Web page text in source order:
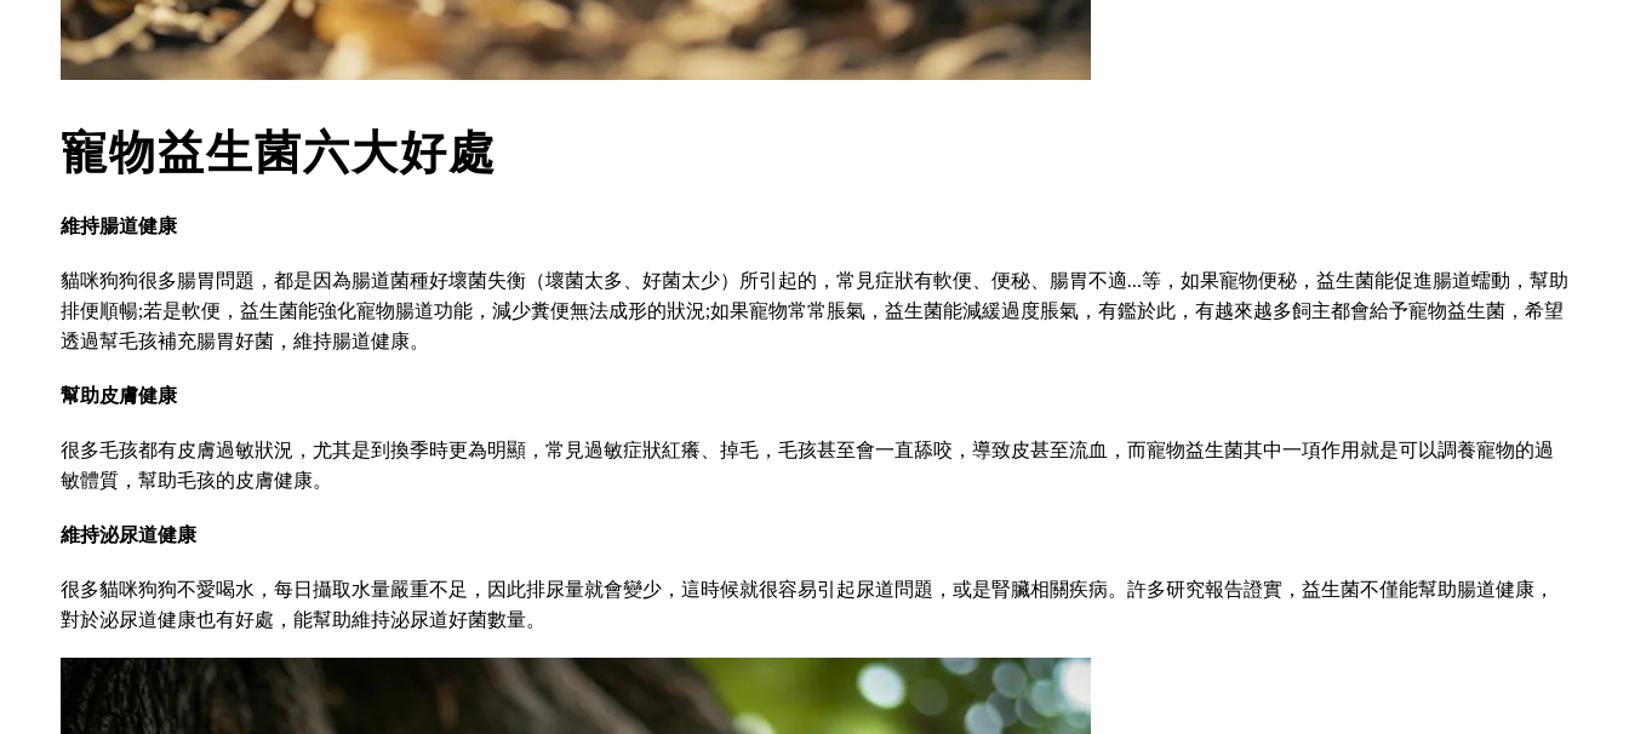
寵物益生菌六大好處
維持腸道健康
貓咪狗狗很多腸胃問題，都是因為腸道菌種好壞菌失衡（壞菌太多、好菌太少）所引起的，常見症狀有軟便、便秘、腸胃不適…等，如果寵物便秘，益生菌能促進腸道蠕動，幫助
排便順暢;若是軟便，益生菌能強化寵物腸道功能，減少糞便無法成形的狀況;如果寵物常常脹氣，益生菌能減緩過度脹氣，有鑑於此，有越來越多飼主都會給予寵物益生菌，希望
透過幫毛孩補充腸胃好菌，維持腸道健康。
幫助皮膚健康
很多毛孩都有皮膚過敏狀況，尤其是到換季時更為明顯，常見過敏症狀紅癢、掉毛，毛孩甚至會一直舔咬，導致皮甚至流血，而寵物益生菌其中一項作用就是可以調養寵物的過
敏體質，幫助毛孩的皮膚健康。
維持泌尿道健康
很多貓咪狗狗不愛喝水，每日攝取水量嚴重不足，因此排尿量就會變少，這時候就很容易引起尿道問題，或是腎臟相關疾病。許多研究報告證實，益生菌不僅能幫助腸道健康，
對於泌尿道健康也有好處，能幫助維持泌尿道好菌數量。